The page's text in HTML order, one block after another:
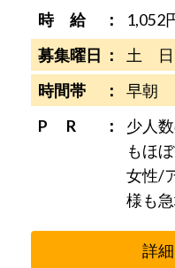
時 給
1,052
募集曜日
土
時間帯
早朝
P R
少人
もほ
女性/
様も
詳